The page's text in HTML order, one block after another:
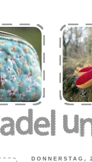
DONNERSTAG,